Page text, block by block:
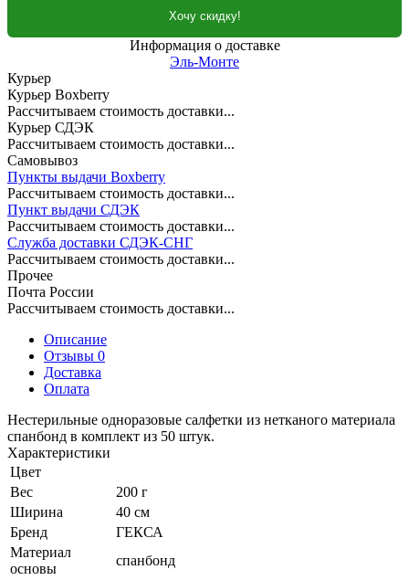
Хочу скидку!
Информация о доставке
Эль-Монте
Курьер
Курьер Boxberry
Рассчитываем стоимость доставки...
Курьер СДЭК
Рассчитываем стоимость доставки...
Самовывоз
Пункты выдачи Boxberry
Рассчитываем стоимость доставки...
Пункт выдачи СДЭК
Рассчитываем стоимость доставки...
Служба доставки СДЭК-СНГ
Рассчитываем стоимость доставки...
Прочее
Почта России
Рассчитываем стоимость доставки...
Описание
Отзывы 0
Доставка
Оплата
Нестерильные одноразовые салфетки из нетканого материала
спанбонд в комплект из 50 штук.
Характеристики
Цвет
Вес
200 г
Ширина
40 см
Бренд
ГЕКСА
Материал
основы
спанбонд